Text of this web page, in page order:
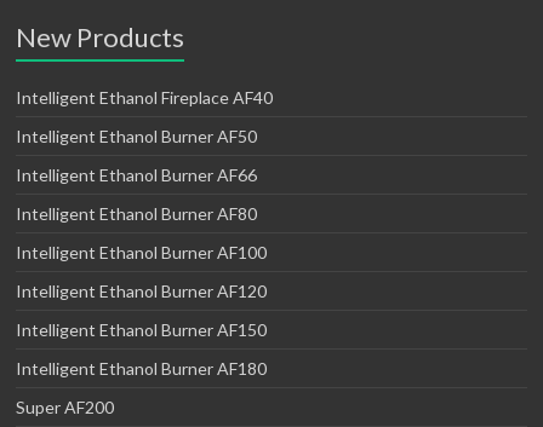
New Products
Intelligent Ethanol Fireplace AF40
Intelligent Ethanol Burner AF50
Intelligent Ethanol Burner AF66
Intelligent Ethanol Burner AF80
Intelligent Ethanol Burner AF100
Intelligent Ethanol Burner AF120
Intelligent Ethanol Burner AF150
Intelligent Ethanol Burner AF180
Super AF200